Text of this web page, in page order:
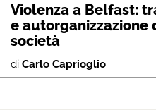
Violenza a Belfast:
e autorganizzazione
società
di Carlo Caprioglio